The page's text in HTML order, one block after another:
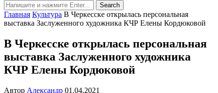
Главная Культура В Черкесске открылась персональная
выставка Заслуженного художника КЧР Елены Кордюковой
В Черкесске открылась персональная
выставка Заслуженного художника
КЧР Елены Кордюковой
Автор Александр 01.04.2021